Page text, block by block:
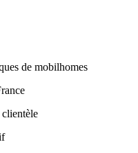
de mobilhomes